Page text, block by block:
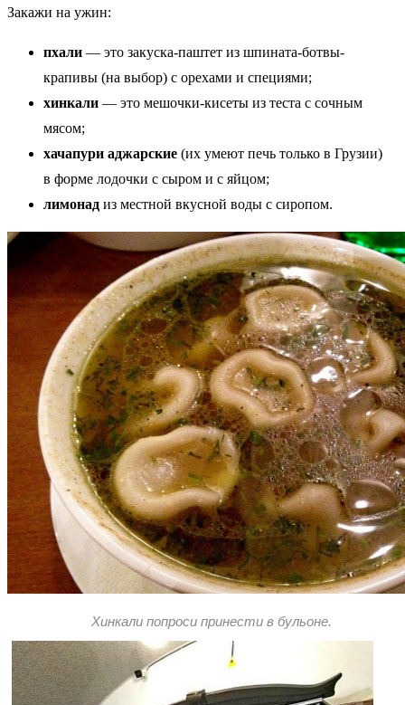
Закажи на ужин:
пхали — это закуска-паштет из шпината-ботвы-
крапивы (на выбор) с орехами и специями;
хинкали — это мешочки-кисеты из теста с сочным
мясом;
хачапури аджарские (их умеют печь только в Грузии)
в форме лодочки с сыром и с яйцом;
лимонад из местной вкусной воды с сиропом.
Хинкали попроси принести в бульоне.